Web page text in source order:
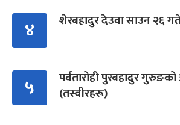
४ शेरबहादुर देउवा साउन २६
५
पर्वतारोही पुरबहादुर गुरुङको
(तस्वीरहरू)